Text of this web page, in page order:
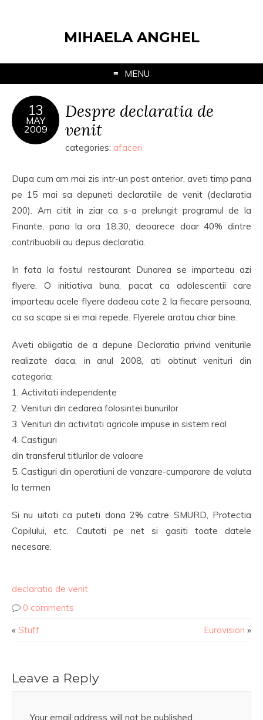
MIHAELA ANGHEL
MENU
13
MAY
2009
Despre declaratia de
venit
categories: afaceri
Dupa cum am mai zis intr-un post anterior, aveti timp pana
pe 15 mai sa depuneti declaratiile de venit (declaratia
200). Am citit in ziar ca s-a prelungit programul de la
Finante, pana la ora 18.30, deoarece doar 40% dintre
contribuabili au depus declaratia.
In fata la fostul restaurant Dunarea se imparteau azi
flyere. O initiativa buna, pacat ca adolescentii care
imparteau acele flyere dadeau cate 2 la fiecare persoana,
ca sa scape si ei mai repede. Flyerele aratau chiar bine.
Aveti obligatia de a depune Declaratia privind veniturile
realizate daca, in anul 2008, ati obtinut venituri din
categoria:
1. Activitati independente
2. Venituri din cedarea folosintei bunurilor
3. Venituri din activitati agricole impuse in sistem real
4. Castiguri
din transferul titlurilor de valoare
5. Castiguri din operatiuni de vanzare-cumparare de valuta
la termen
Si nu uitati ca puteti dona 2% catre SMURD, Protectia
Copilului, etc. Cautati pe net si gasiti toate datele
necesare.
declaratia de venit
0 comments
« Stuff Eurovision »
Leave a Reply
Your email address will not be published.